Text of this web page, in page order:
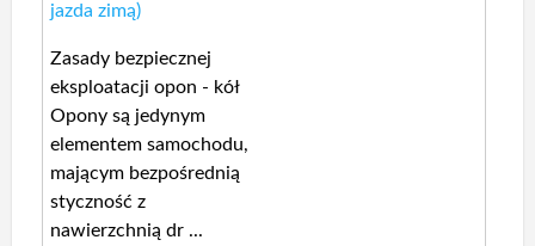
jazda zimą)
Zasady bezpiecznej
eksploatacji opon - kół
Opony są jedynym
elementem samochodu,
mającym bezpośrednią
styczność z
nawierzchnią dr ...